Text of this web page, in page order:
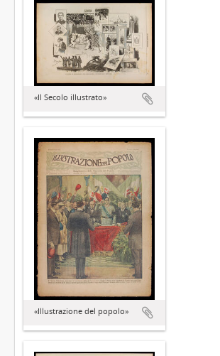
«Il Secolo illustrato»
«Illustrazione del popolo»